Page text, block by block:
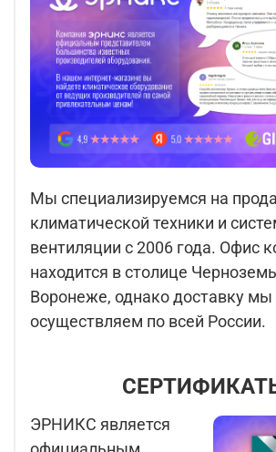
Мы специализируемся на
климатической техники и
вентиляции с 2006 года. Офис
находится в столице
Воронеже, однако доставку мы
осуществляем по всей России.
ЭРНИКС является